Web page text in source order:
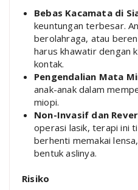
Bebas Kacamata di
keuntungan terbesar.
berolahraga, atau
harus khawatir dengan
kontak.
Pengendalian Mata
anak-anak dalam
miopi.
Non-Invasif dan
operasi lasik, terapi ini
berhenti memakai
bentuk aslinya.
Risiko